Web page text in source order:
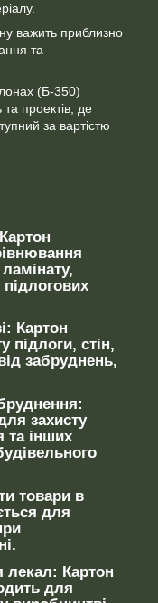
важить приблизно
та
(Б-350)
проектів, де
за вартістю
Картон
Картон
підлоги, стін,
забруднень,
захисту
та інших
товари в
для
лекал: Картон
для